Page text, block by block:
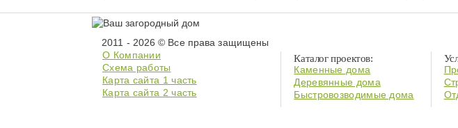
2011 - 2026 © Все права защищены
О Компании
Схема работы
Карта сайта 1 часть
Карта сайта 2 часть
Каталог проектов:
Каменные дома
Деревянные дома
Быстровозводимые дома